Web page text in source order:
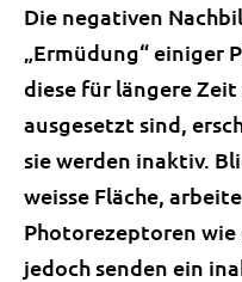
Die negativen
„Ermüdung“ einiger
diese für längere Zeit
ausgesetzt sind,
sie werden inaktiv.
weisse Fläche,
Photorezeptoren wie
jedoch senden ein